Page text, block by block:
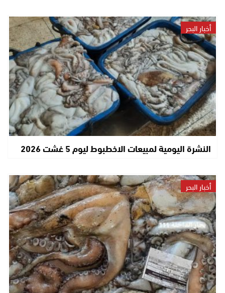
أخبار البحر
النشرة اليومية لمبيعات الاخطبوط ليوم 5 غشت 2026
أخبار البحر